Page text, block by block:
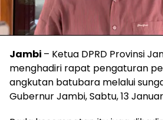
Jambi – Ketua DPRD Provinsi
menghadiri rapat pengaturan
angkutan batubara melalui
Gubernur Jambi, Sabtu, 13